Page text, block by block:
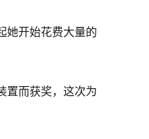
开始花费大量的
而获奖，这次为